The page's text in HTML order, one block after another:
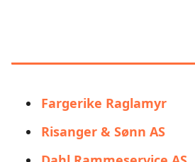
Fargerike Raglamyr
Risanger & Sønn AS